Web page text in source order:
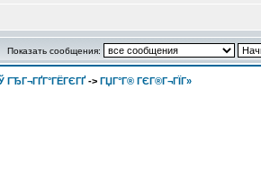
Показать сообщения:
ГЂГ¬ГҐГ°ГЁГЄГҐ-> ГЏГ°Г® ГЄГ®Г¬ГЇГ»